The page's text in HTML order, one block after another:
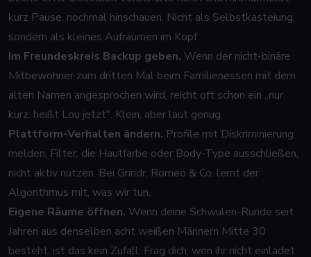
kurz Pause, nochmal hinschauen. Nicht als Selbstkasteiung,
sondern als kleines Aufräumen im Kopf.
Im Freundeskreis Backup geben. Wenn der nicht-binäre
Mitbewohner zum dritten Mal beim Familienessen mit dem
alten Namen angesprochen wird, reicht oft schon ein „nur
kurz: heißt Lou jetzt". Klein, aber laut genug.
Plattform-Verhalten ändern. Profile mit Diskriminierung
melden, Filter, die Hautfarbe oder Body-Type ausschließen,
nicht aktiv nutzen. Bei Grindr, Romeo & Co. lernt der
Algorithmus mit, was wir tun.
Eigene Räume öffnen. Wenn deine Schwulen-Runde seit
Jahren aus denselben acht weißen Männern Mitte 30
besteht, ist das kein Zufall. Frag dich, wen ihr nicht einladet